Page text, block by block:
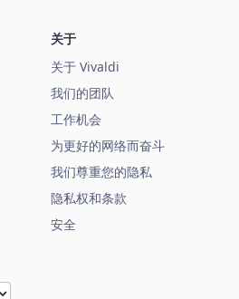
关于
关于 Vivaldi
我们的团队
工作机会
为更好的网络而奋斗
我们尊重您的隐私
隐私权和条款
安全